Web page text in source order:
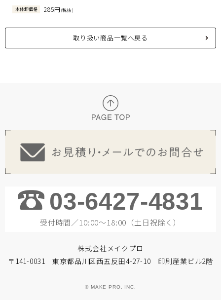
本体卸価格 285円(税抜)
取り扱い商品一覧へ戻る
03-6427-4831
受付時間／10:00～18:00（土日祝除く）
株式会社メイクプロ
〒141-0031 東京都品川区西五反田4-27-10 印刷産業ビル2階
© MAKE PRO. INC.